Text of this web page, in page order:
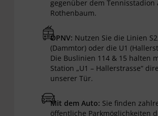
gegenüber dem Tennisstadion
Rothenbaum.
ÖPNV: Nutzen Sie die Linien
(Dammtor) oder die U1
Die Buslinien 114 & 15 halten
Station „U1 – Hallerstrasse“
unserer Tür.
Mit dem Auto: Sie finden
öffentliche Parkmöglichkeiten